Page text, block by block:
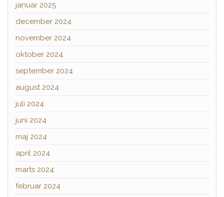
januar 2025
december 2024
november 2024
oktober 2024
september 2024
august 2024
juli 2024
juni 2024
maj 2024
april 2024
marts 2024
februar 2024